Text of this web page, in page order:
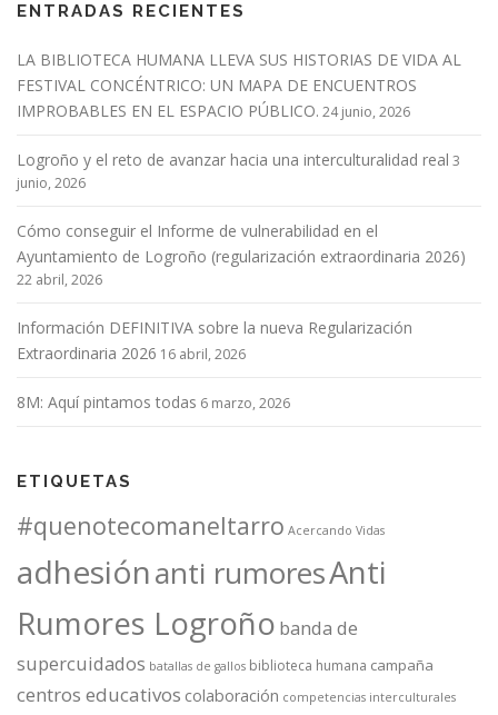
c
i
ó
n
e
e
n
t
r
d
a
s
ENTRADAS RECIENTES
LA BIBLIOTECA HUMANA LLEVA SUS HISTORIAS DE VIDA AL
FESTIVAL CONCÉNTRICO: UN MAPA DE ENCUENTROS
IMPROBABLES EN EL ESPACIO PÚBLICO. 24 junio, 2026
Logroño y el reto de avanzar hacia una interculturalidad real 3
junio, 2026
Cómo conseguir el Informe de vulnerabilidad en el
Ayuntamiento de Logroño (regularización extraordinaria 2026)
22 abril, 2026
Información DEFINITIVA sobre la nueva Regularización
Extraordinaria 2026 16 abril, 2026
8M: Aquí pintamos todas 6 marzo, 2026
ETIQUETAS
#quenotecomaneltarro Acercando Vidas
adhesiónanti rumoresAnti
Rumores Logroño banda de
supercuidados batallas de gallos biblioteca humana campaña
centros educativos colaboración competencias interculturales